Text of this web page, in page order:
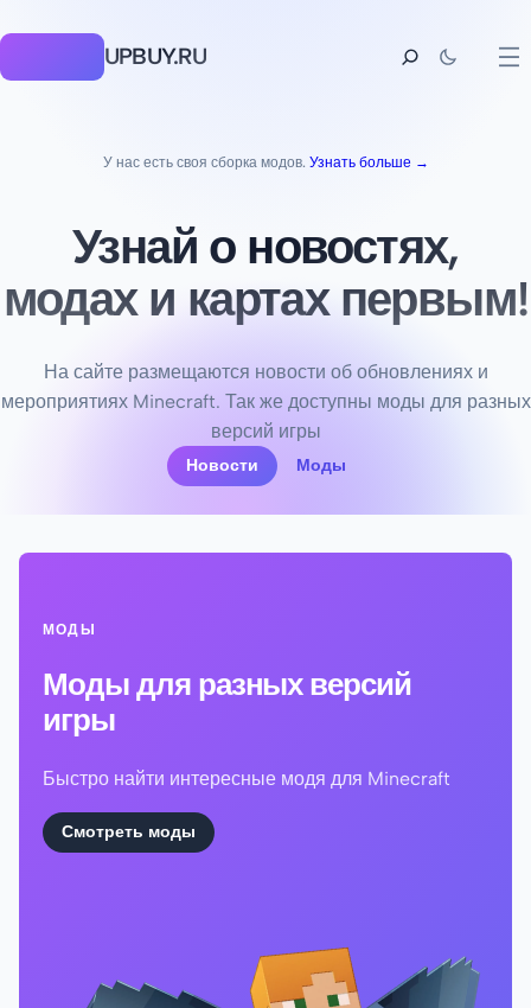
UPBUY.RU
У нас есть своя сборка модов. Узнать больше →
Узнай о новостях,
модах и картах первым!
На сайте размещаются новости об обновлениях и
мероприятиях Minecraft. Так же доступны моды для разных
версий игры
Новости Моды
МОДЫ
Моды для разных версий
игры
Быстро найти интересные модя для Minecraft
Смотреть моды